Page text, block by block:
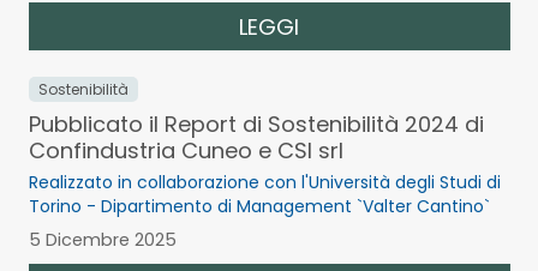
LEGGI
Sostenibilità
Pubblicato il Report di Sostenibilità 2024 di
Confindustria Cuneo e CSI srl
Realizzato in collaborazione con l'Università degli Studi di
Torino - Dipartimento di Management `Valter Cantino`
5 Dicembre 2025